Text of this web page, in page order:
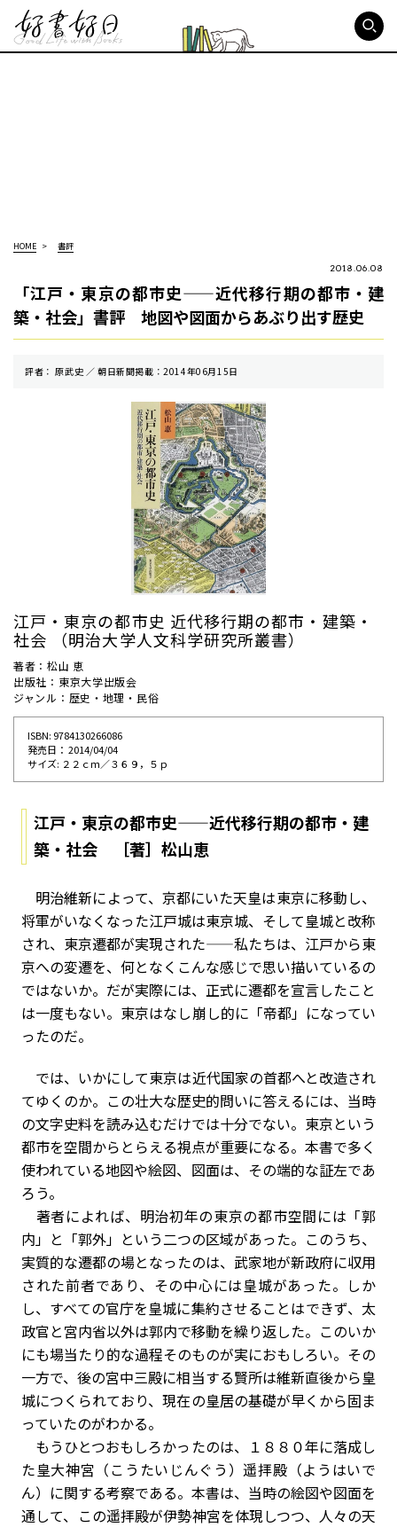
HOME 書評
2018.06.08
「江戸・東京の都市史——近代移行期の都市・建
築・社会」書評 地図や図面からあぶり出す歴史
評者： 原武史 ／ 朝⽇新聞掲載：2014年06月15日
江戸・東京の都市史 近代移行期の都市・建築・
社会 （明治大学人文科学研究所叢書）
著者：松山 恵
出版社：東京大学出版会
ジャンル：歴史・地理・民俗
ISBN: 9784130266086
発売⽇： 2014/04/04
サイズ: ２２ｃｍ／３６９，５ｐ
江戸・東京の都市史——近代移行期の都市・建
築・社会 ［著］松山恵
明治維新によって、京都にいた天皇は東京に移動し、
将軍がいなくなった江戸城は東京城、そして皇城と改称
され、東京遷都が実現された——私たちは、江戸から東
京への変遷を、何となくこんな感じで思い描いているの
ではないか。だが実際には、正式に遷都を宣言したこと
は一度もない。東京はなし崩し的に「帝都」になってい
ったのだ。
では、いかにして東京は近代国家の首都へと改造され
てゆくのか。この壮大な歴史的問いに答えるには、当時
の文字史料を読み込むだけでは十分でない。東京という
都市を空間からとらえる視点が重要になる。本書で多く
使われている地図や絵図、図面は、その端的な証左であ
ろう。
著者によれば、明治初年の東京の都市空間には「郭
内」と「郭外」という二つの区域があった。このうち、
実質的な遷都の場となったのは、武家地が新政府に収用
された前者であり、その中心には皇城があった。しか
し、すべての官庁を皇城に集約させることはできず、太
政官と宮内省以外は郭内で移動を繰り返した。このいか
にも場当たり的な過程そのものが実におもしろい。その
一方で、後の宮中三殿に相当する賢所は維新直後から皇
城につくられており、現在の皇居の基礎が早くから固ま
っていたのがわかる。
もうひとつおもしろかったのは、１８８０年に落成し
た皇大神宮（こうたいじんぐう）遥拝殿（ようはいで
ん）に関する考察である。本書は、当時の絵図や図面を
通して、この遥拝殿が伊勢神宮を体現しつつ、人々の天